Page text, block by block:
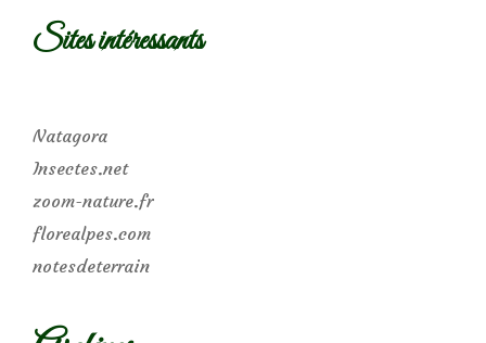
Sites intéressants
Natagora
Insectes.net
zoom-nature.fr
florealpes.com
notesdeterrain